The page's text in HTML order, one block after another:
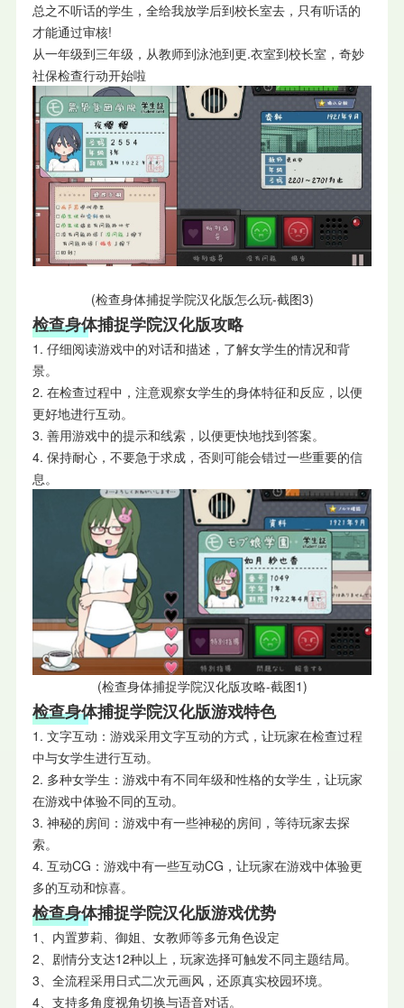
总之不听话的学生，全给我放学后到校长室去，只有听话的
才能通过审核!
从一年级到三年级，从教师到泳池到更.衣室到校长室，奇妙
社保检查行动开始啦
(检查身体捕捉学院汉化版怎么玩-截图3)
检查身体捕捉学院汉化版攻略
1. 仔细阅读游戏中的对话和描述，了解女学生的情况和背
景。
2. 在检查过程中，注意观察女学生的身体特征和反应，以便
更好地进行互动。
3. 善用游戏中的提示和线索，以便更快地找到答案。
4. 保持耐心，不要急于求成，否则可能会错过一些重要的信
息。
(检查身体捕捉学院汉化版攻略-截图1)
检查身体捕捉学院汉化版游戏特色
1. 文字互动：游戏采用文字互动的方式，让玩家在检查过程
中与女学生进行互动。
2. 多种女学生：游戏中有不同年级和性格的女学生，让玩家
在游戏中体验不同的互动。
3. 神秘的房间：游戏中有一些神秘的房间，等待玩家去探
索。
4. 互动CG：游戏中有一些互动CG，让玩家在游戏中体验更
多的互动和惊喜。
检查身体捕捉学院汉化版游戏优势
1、内置萝莉、御姐、女教师等多元角色设定
2、剧情分支达12种以上，玩家选择可触发不同主题结局。
3、全流程采用日式二次元画风，还原真实校园环境。
4、支持多角度视角切换与语音对话。